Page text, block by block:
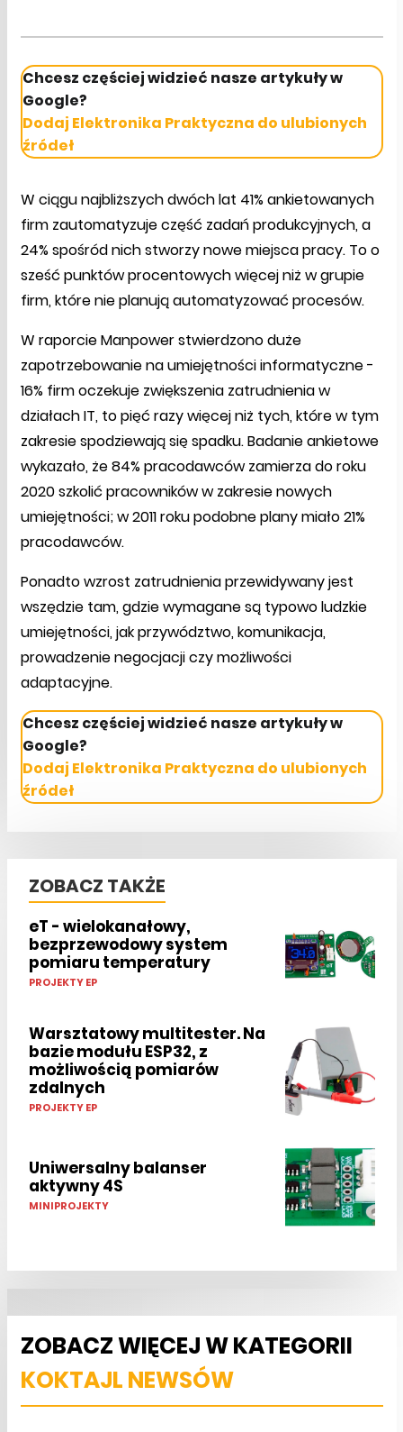
Chcesz częściej widzieć nasze artykuły w
Google?
Dodaj Elektronika Praktyczna do ulubionych
źródeł
W ciągu najbliższych dwóch lat 41% ankietowanych
firm zautomatyzuje część zadań produkcyjnych, a
24% spośród nich stworzy nowe miejsca pracy. To o
sześć punktów procentowych więcej niż w grupie
firm, które nie planują automatyzować procesów.
W raporcie Manpower stwierdzono duże
zapotrzebowanie na umiejętności informatyczne -
16% firm oczekuje zwiększenia zatrudnienia w
działach IT, to pięć razy więcej niż tych, które w tym
zakresie spodziewają się spadku. Badanie ankietowe
wykazało, że 84% pracodawców zamierza do roku
2020 szkolić pracowników w zakresie nowych
umiejętności; w 2011 roku podobne plany miało 21%
pracodawców.
Ponadto wzrost zatrudnienia przewidywany jest
wszędzie tam, gdzie wymagane są typowo ludzkie
umiejętności, jak przywództwo, komunikacja,
prowadzenie negocjacji czy możliwości
adaptacyjne.
Chcesz częściej widzieć nasze artykuły w
Google?
Dodaj Elektronika Praktyczna do ulubionych
źródeł
ZOBACZ TAKŻE
eT - wielokanałowy,
bezprzewodowy system
pomiaru temperatury
PROJEKTY EP
Warsztatowy multitester. Na
bazie modułu ESP32, z
możliwością pomiarów
zdalnych
PROJEKTY EP
Uniwersalny balanser
aktywny 4S
MINIPROJEKTY
ZOBACZ WIĘCEJ W KATEGORII
KOKTAJL NEWSÓW